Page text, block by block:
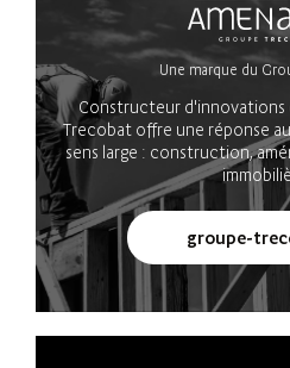
Une marque du
Constructeur d'innovations
Trecobat offre une réponse au
sens large : construction,
groupe-